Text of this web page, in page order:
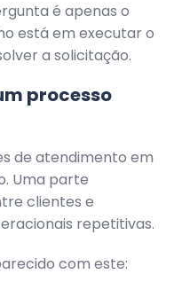
é apenas o
está em executar o
a solicitação.
processo
de atendimento em
Uma parte
clientes e
repetitivas.
com este: